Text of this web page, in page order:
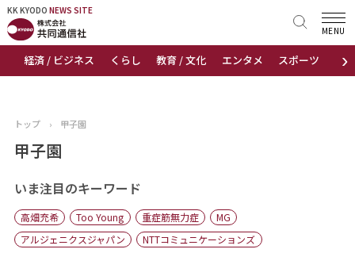
KK KYODO NEWS SITE
›
経済 / ビジネス くらし 教育 / 文化 エンタメ スポーツ 地域
MENU
KK KYODONEWS SITE
トップページ
ニュース
おすすめコンテンツ
出版物
トップ › 甲子園
甲子園
いま注目のキーワード
高畑充希 Too Young 重症筋無力症
MG
アルジェニクスジャパン
NTTコミュニケーションズ